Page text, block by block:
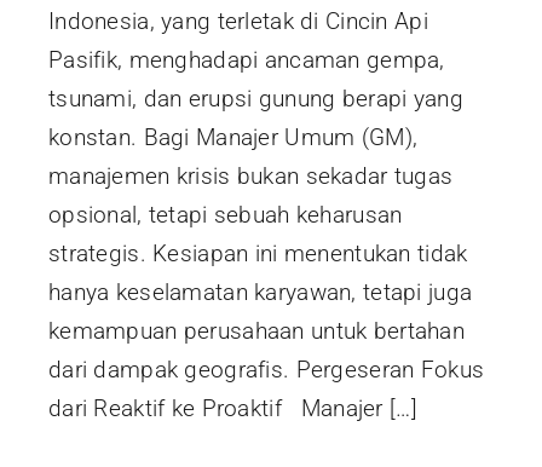
Indonesia, yang terletak di Cincin Api
Pasifik, menghadapi ancaman gempa,
tsunami, dan erupsi gunung berapi yang
konstan. Bagi Manajer Umum (GM),
manajemen krisis bukan sekadar tugas
opsional, tetapi sebuah keharusan
strategis. Kesiapan ini menentukan tidak
hanya keselamatan karyawan, tetapi juga
kemampuan perusahaan untuk bertahan
dari dampak geografis. Pergeseran Fokus
dari Reaktif ke Proaktif Manajer […]